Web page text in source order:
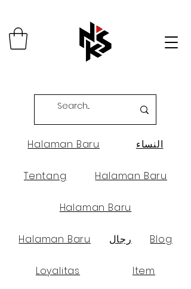
Halaman Baru النساء
Tentang Halaman Baru
Halaman Baru
Halaman Baru رجال Blog
Loyalitas Item